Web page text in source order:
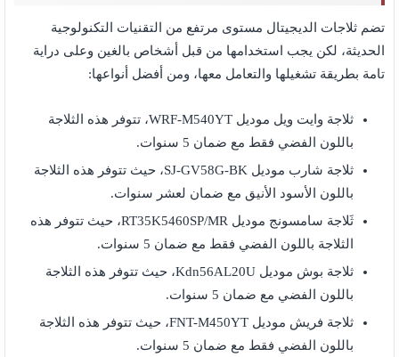
تضم ثلاجات الديجيتال مستوى مرتفع من التقنيات التكنولوجية
الحديثة، لكن يجب استخدامها من قبل أشخاص بالغين وعلى دراية
تامة بطريقة تشغيلها والتعامل معها، ومن أفضل أنواعها:
ثلاجة وايت ويل موديل WRF-M540YT، تتوفر هذه الثلاجة
باللون الفضي فقط مع ضمان 5 سنوات.
ثلاجة شارب موديل SJ-GV58G-BK، حيث تتوفر هذه الثلاجة
باللون الأسود الأنيق مع ضمان لعشر سنوات.
ثَلاجة سامسونج موديل RT35K5460SP/MR، حيث تتوفر هذه
الثلاجة باللون الفضي فقط مع ضمان 5 سنوات.
ثلاجة بوش موديل Kdn56AL20U، حيث تتوفر هذه الثلاجة
باللون الفضي مع ضمان 5 سنوات.
ثلاجة فريش موديل FNT-M450YT، حيث تتوفر هذه الثلاجة
باللون الفضي فقط مع ضمان 5 سنوات.